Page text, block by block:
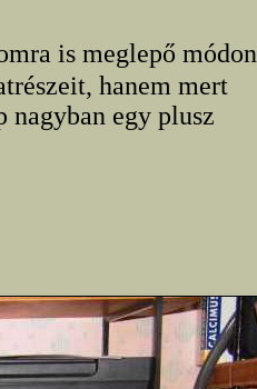
is meglepő módon
hanem mert
nagyban egy plusz